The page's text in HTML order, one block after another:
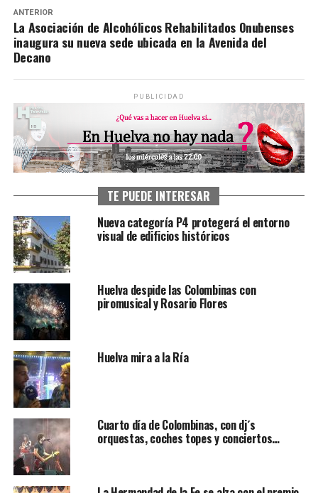
ANTERIOR
La Asociación de Alcohólicos Rehabilitados Onubenses
inaugura su nueva sede ubicada en la Avenida del
Decano
PUBLICIDAD
TE PUEDE INTERESAR
Nueva categoría P4 protegerá el entorno
visual de edificios históricos
Huelva despide las Colombinas con
piromusical y Rosario Flores
Huelva mira a la Ría
Cuarto día de Colombinas, con dj´s
orquestas, coches topes y conciertos…